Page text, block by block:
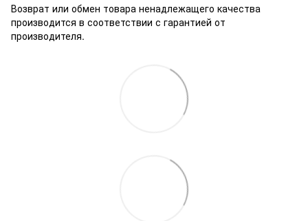
Возврат или обмен товара ненадлежащего качества
производится в соответствии с гарантией от
производителя.